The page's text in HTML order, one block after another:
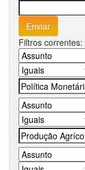
Filtros correntes: